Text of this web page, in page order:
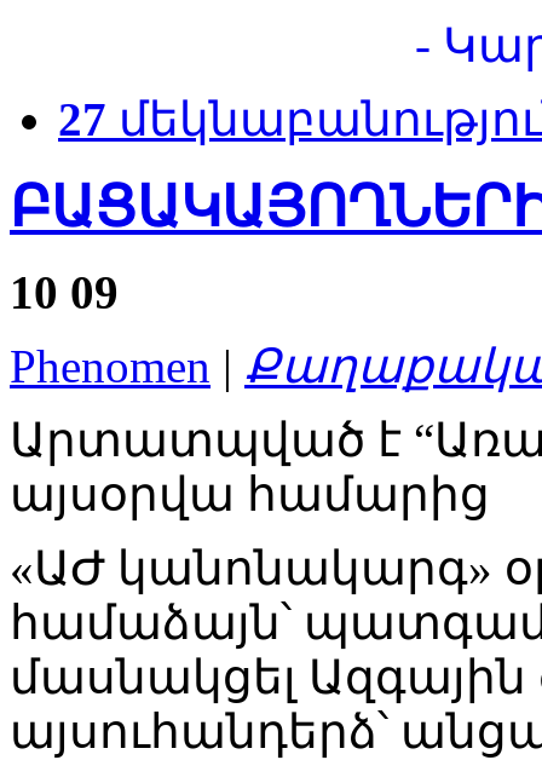
-
27
10 09
Phenomen |
Արտատպված է
այսօրվա համարից
«ԱԺ կանոնակարգ»
համաձայն՝
մասնակցել
այսուհանդերձ՝